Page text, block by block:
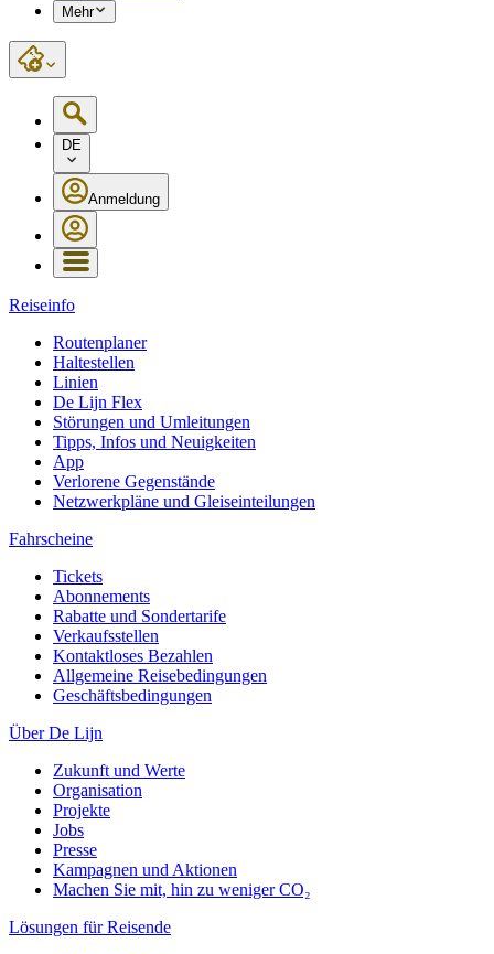
Mehr
DE
Anmeldung
Reiseinfo
Routenplaner
Haltestellen
Linien
De Lijn Flex
Störungen und Umleitungen
Tipps, Infos und Neuigkeiten
App
Verlorene Gegenstände
Netzwerkpläne und Gleiseinteilungen
Fahrscheine
Tickets
Abonnements
Rabatte und Sondertarife
Verkaufsstellen
Kontaktloses Bezahlen
Allgemeine Reisebedingungen
Geschäftsbedingungen
Über De Lijn
Zukunft und Werte
Organisation
Projekte
Jobs
Presse
Kampagnen und Aktionen
Machen Sie mit, hin zu weniger CO₂
Lösungen für Reisende